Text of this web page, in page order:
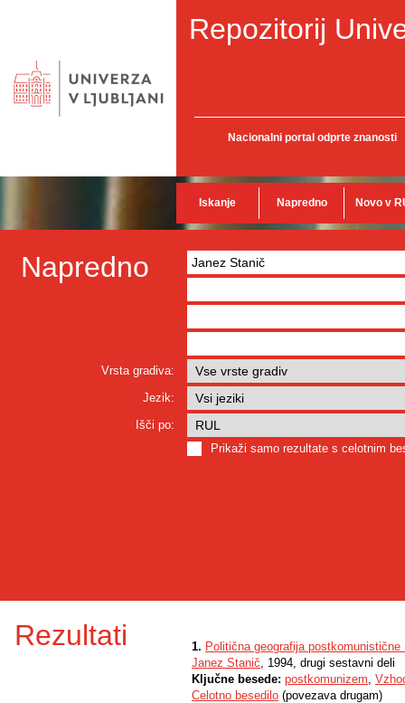
Repozitorij
Nacionalni portal odprte znanosti
Iskanje Napredno Novo v
Napredno
Vrsta gradiva:
Jezik:
Išči po:
Prikaži samo rezultate s celotnim
Rezultati 1. Politična geografija postkomunistične
Janez Stanič, 1994, drugi sestavni deli
Ključne besede: postkomunizem,
Celotno besedilo (povezava drugam)